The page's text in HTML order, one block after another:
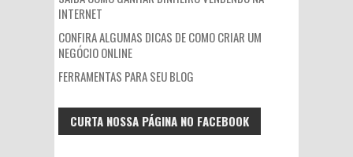
INTERNET
CONFIRA ALGUMAS DICAS DE COMO CRIAR UM
NEGÓCIO ONLINE
FERRAMENTAS PARA SEU BLOG
CURTA NOSSA PÁGINA NO FACEBOOK